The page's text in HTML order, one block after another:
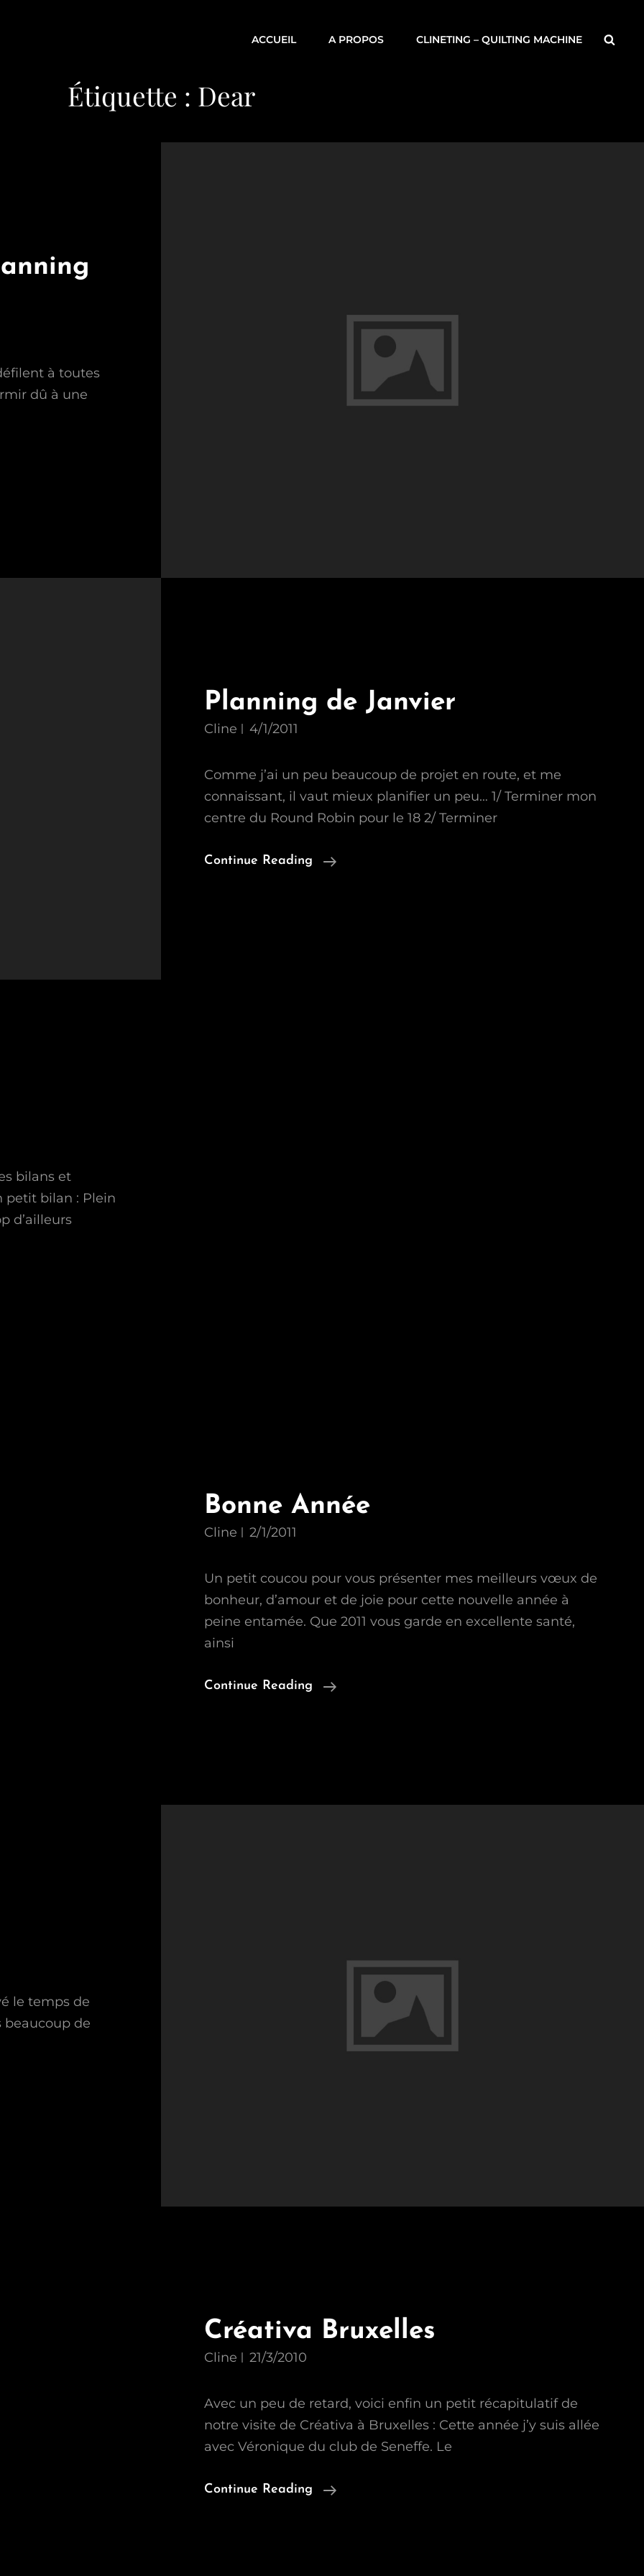
ACCUEIL A PROPOS CLINETING – QUILTING MACHINE
Étiquette : Dear
à toutes
dû à une
Planning de Janvier
Cline 4/1/2011
Comme j’ai un peu beaucoup de projet en route, et me
connaissant, il vaut mieux planifier un peu… 1/ Terminer mon
centre du Round Robin pour le 18 2/ Terminer
Continue Reading
Planning
bilans et
petit bilan : Plein
d’ailleurs
Bonne Année
Cline 2/1/2011
Un petit coucou pour vous présenter mes meilleurs vœux de
bonheur, d’amour et de joie pour cette nouvelle année à
peine entamée. Que 2011 vous garde en excellente santé,
ainsi
Continue Reading
Bonne
le temps de
beaucoup de
Créativa Bruxelles
Cline 21/3/2010
Avec un peu de retard, voici enfin un petit récapitulatif de
notre visite de Créativa à Bruxelles : Cette année j’y suis allée
avec Véronique du club de Seneffe. Le
Continue Reading
Créativa